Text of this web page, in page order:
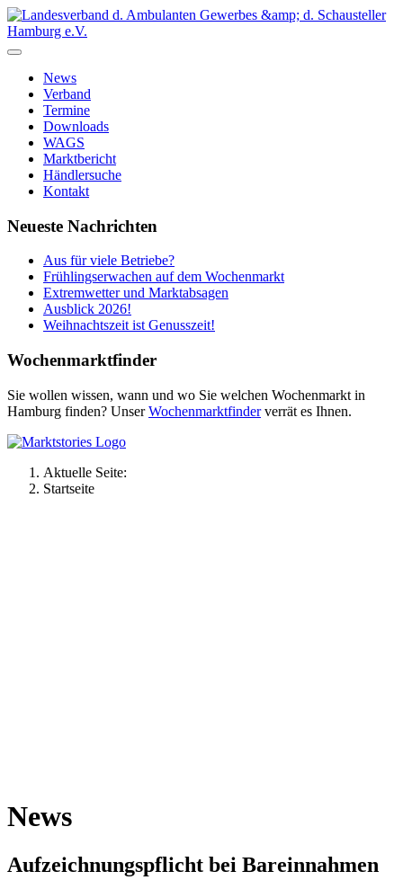
News
Verband
Termine
Downloads
WAGS
Marktbericht
Händlersuche
Kontakt
Neueste Nachrichten
Aus für viele Betriebe?
Frühlingserwachen auf dem Wochenmarkt
Extremwetter und Marktabsagen
Ausblick 2026!
Weihnachtszeit ist Genusszeit!
Wochenmarktfinder
Sie wollen wissen, wann und wo Sie welchen Wochenmarkt in
Hamburg finden? UnserWochenmarktfinderverrät es Ihnen.
Aktuelle Seite:
Startseite
News
Aufzeichnungspflicht bei Bareinnahmen